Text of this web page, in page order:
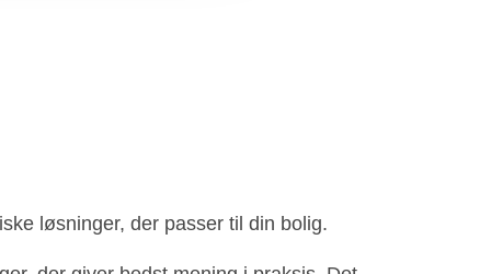
løsninger, der passer til din bolig.